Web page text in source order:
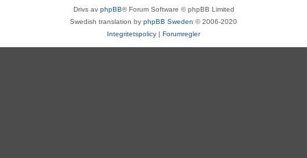
Drivs av phpBB® Forum Software © phpBB Limited
Swedish translation by phpBB Sweden © 2006-2020
Integritetspolicy | Forumregler